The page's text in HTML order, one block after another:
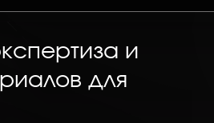
и
для